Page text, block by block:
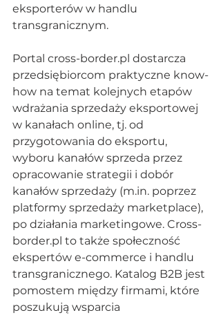
eksporterów w handlu
transgranicznym.
Portal cross-border.pl dostarcza
przedsiębiorcom praktyczne know-
how na temat kolejnych etapów
wdrażania sprzedaży eksportowej
w kanałach online, tj. od
przygotowania do eksportu,
wyboru kanałów sprzeda przez
opracowanie strategii i dobór
kanałów sprzedaży (m.in. poprzez
platformy sprzedaży marketplace),
po działania marketingowe. Cross-
border.pl to także społeczność
ekspertów e-commerce i handlu
transgranicznego. Katalog B2B jest
pomostem między firmami, które
poszukują wsparcia